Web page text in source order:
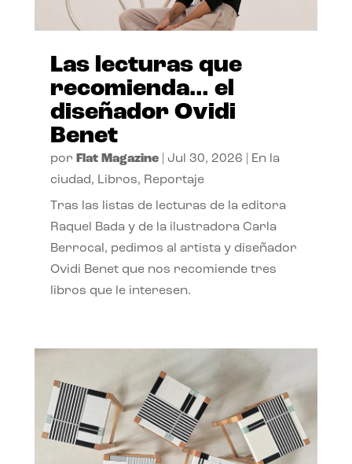
Las lecturas que
recomienda… el
diseñador Ovidi
Benet
por Flat Magazine| Jul 30, 2026
En la
ciudad, Libros, Reportaje
Tras las listas de lecturas de la editora
Raquel Bada y de la ilustradora Carla
Berrocal, pedimos al artista y diseñador
Ovidi Benet que nos recomiende tres
libros que le interesen.